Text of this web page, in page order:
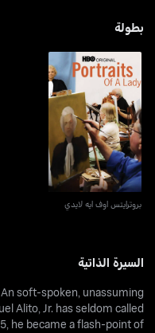
بطولة
بروترايتس اوف ايه لايدي
بروترايتس اوف ايه لايدي
السيرة الذاتية
soft-spoken, unassuming
Alito, Jr. has seldom called
he became a flash-point of